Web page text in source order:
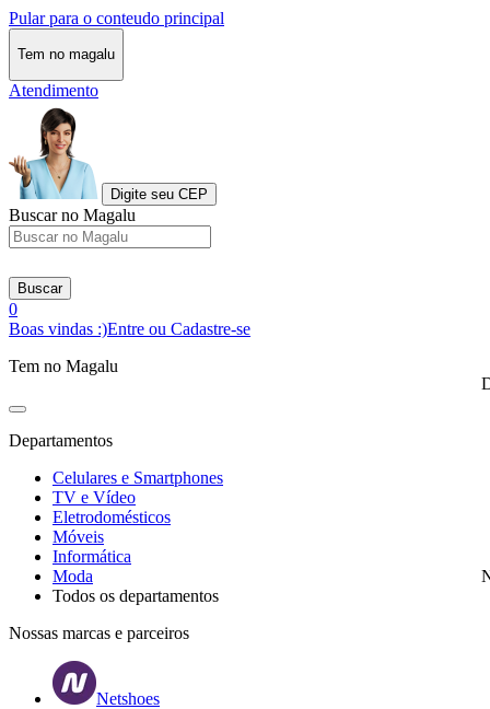
Pular para o conteudo principal
Tem no magalu
Atendimento
Digite seu CEP
Buscar no Magalu
Buscar
0
Boas vindas :)Entre ou Cadastre-se
Tem no Magalu
Departamentos
Celulares e Smartphones
TV e Vídeo
Eletrodomésticos
Móveis
Informática
Moda
Todos os departamentos
Nossas marcas e parceiros
Netshoes